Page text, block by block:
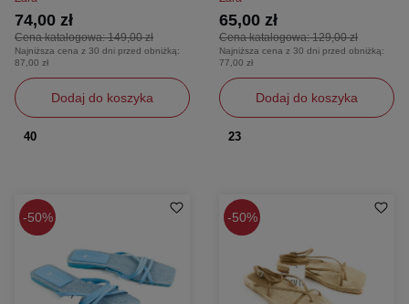
Cena katalogowa:149,00 zł
74,00 zł
Najniższa cena z 30 dni przed obniżką:
87,00 zł
Dodaj do koszyka
40
Cena katalogowa:129,00 zł
65,00 zł
Najniższa cena z 30 dni przed obniżką:
77,00 zł
Dodaj do koszyka
23
50% 50%